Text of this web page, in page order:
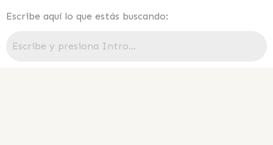
Escribe aquí lo que estás buscando: